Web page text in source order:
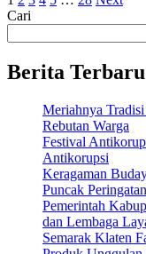
pos
Cari
Berita Terbaru
Meriahnya
Rebutan Warga
Festival
Antikorupsi
Keragaman
Puncak
Pemerintah
dan Lembaga
Semarak Klaten